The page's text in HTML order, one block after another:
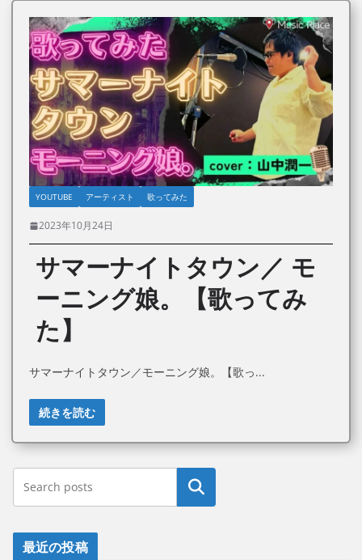
YOUTUBE アーティスト 歌ってみた
2023年10月24日
サマーナイトタウン／ モ
ーニング娘。【歌ってみ
た】
サマーナイトタウン／モーニング娘。【歌っ
続きを読む
最近の投稿